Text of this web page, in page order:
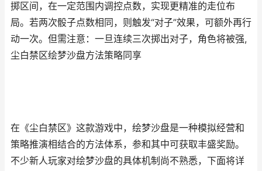
掷区间，在一定范围内调控点数，实现更精准的走位布
局。若两次骰子点数相同，则触发“对子”效果，可额外再行
动一次。但需注意：一旦连续三次掷出对子，角色将被强,
尘白禁区绘梦沙盘方法策略同享
在《尘白禁区》这款游戏中，绘梦沙盘是一种模拟经营和
策略推演相结合的方法体系，参和其中可获取丰盛奖励。
不少新人玩家对绘梦沙盘的具体机制尚不熟悉，下面将详